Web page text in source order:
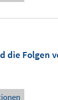
die Folgen